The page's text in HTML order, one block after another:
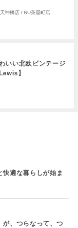
神橋店 / NU茶屋町店
いい北欧ビンテージ
】
快適な暮らしが始ま
が、つらなって、つ